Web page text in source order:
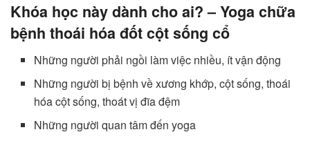
Khóa học này dành cho ai? – Yoga chữa
bệnh thoái hóa đốt cột sống cổ
Những người phải ngồi làm việc nhiều, ít vận động
Những người bị bệnh về xương khớp, cột sống, thoái
hóa cột sống, thoát vị đĩa đệm
Những người quan tâm đến yoga